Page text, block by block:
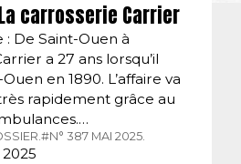
carrosserie Carrier
De Saint-Ouen à
a 27 ans lorsqu’il
en 1890. L’affaire va
rapidement grâce au
#N° 387 MAI 2025.